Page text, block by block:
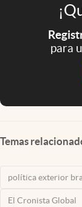
para
Temas
política exterior
El Cronista Global